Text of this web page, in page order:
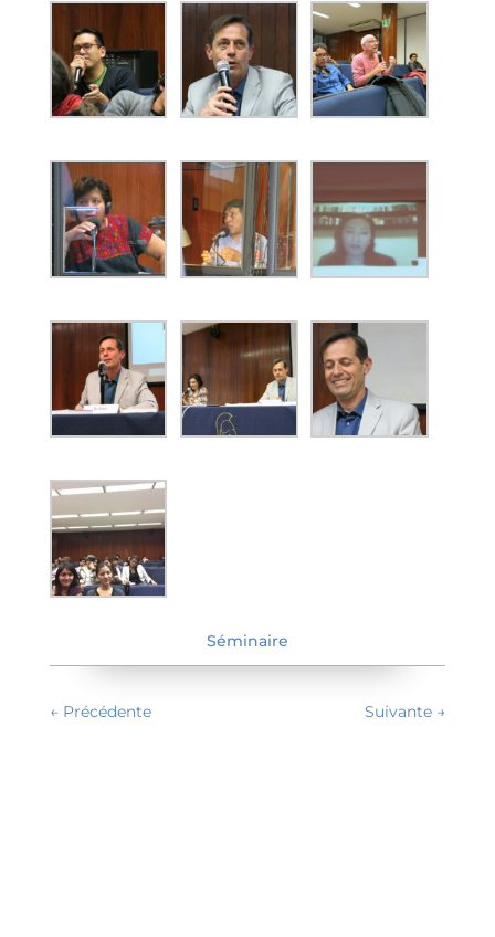
Séminaire
← Précédente Suivante →